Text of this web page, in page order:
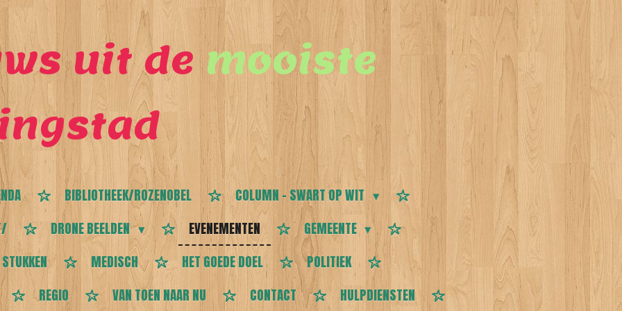
uit demooiste
BIBLIOTHEEK/ROZENOBEL
COLUMN - SWART OP WIT
DRONE BEELDEN EVENEMENTEN
GEMEENTE
MEDISCH HET GOEDE DOEL
POLITIEK
REGIO VAN TOEN NAAR NU CONTACT
HULPDIENSTEN